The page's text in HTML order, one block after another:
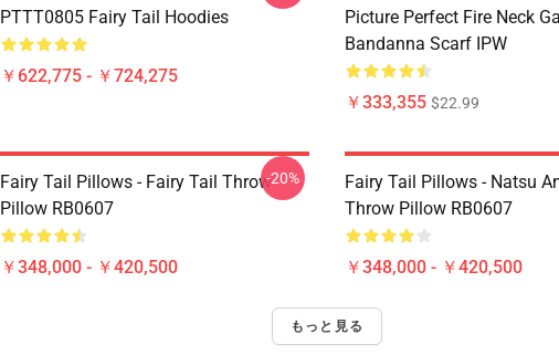
PTTT0805 Fairy Tail Hoodies
￥622,775 - ￥724,275
Picture Perfect Fire Neck
Bandanna Scarf IPW
￥333,355 $22.99
Fairy Tail Pillows - Fairy Tail Throw
Pillow RB0607
￥348,000 - ￥420,500
-20%
Fairy Tail Pillows - Natsu
Throw Pillow RB0607
￥348,000 - ￥420,500
もっと見る